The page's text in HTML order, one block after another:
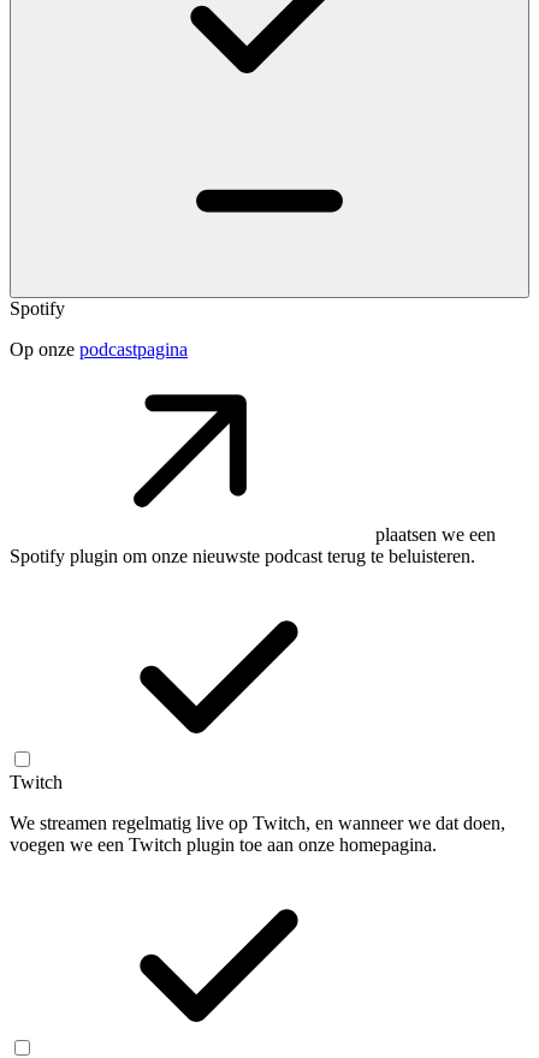
Spotify
Op onze podcastpagina
plaatsen we een
Spotify plugin om onze nieuwste podcast terug te beluisteren.
Twitch
We streamen regelmatig live op Twitch, en wanneer we dat doen,
voegen we een Twitch plugin toe aan onze homepagina.